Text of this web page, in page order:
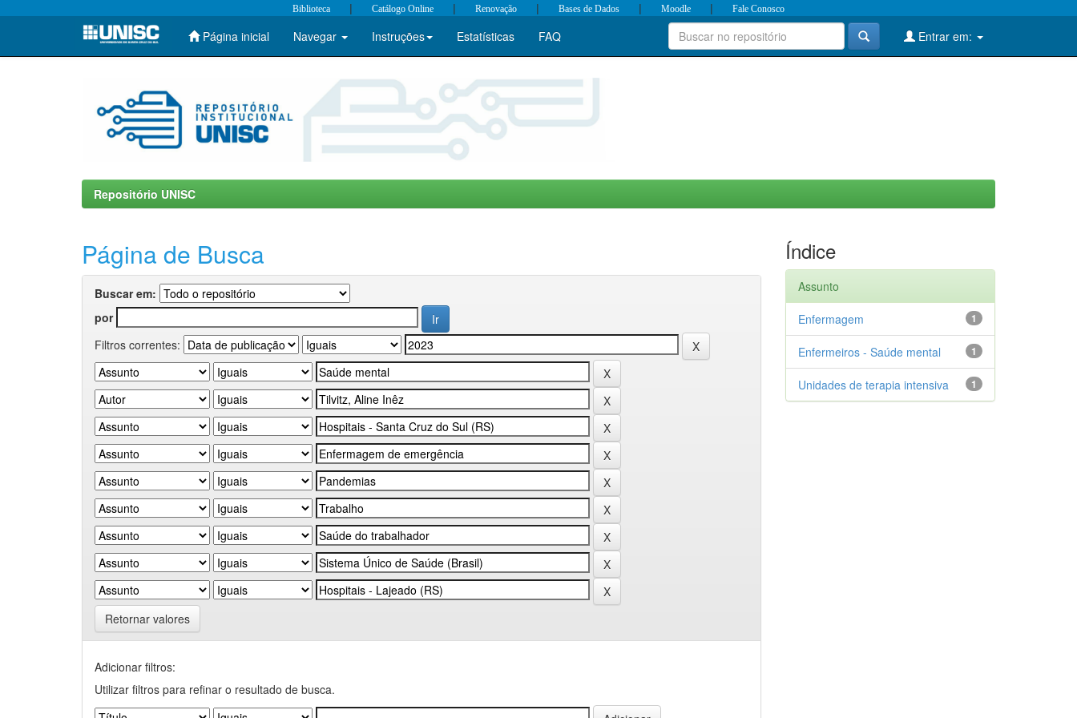
Skip
Biblioteca | Catálogo Online | Renovação | Bases de Dados | Moodle | Fale Conosco
Página inicial Navegar Instruções Estatísticas FAQ Entrar em:
Repositório UNISC
Página de Busca
Buscar em:
por
Filtros correntes:
Retornar valores
Adicionar filtros:
Utilizar filtros para refinar o resultado de busca.
Índice
Assunto
1
Enfermagem
1
Enfermeiros - Saúde mental
1
Unidades de terapia intensiva